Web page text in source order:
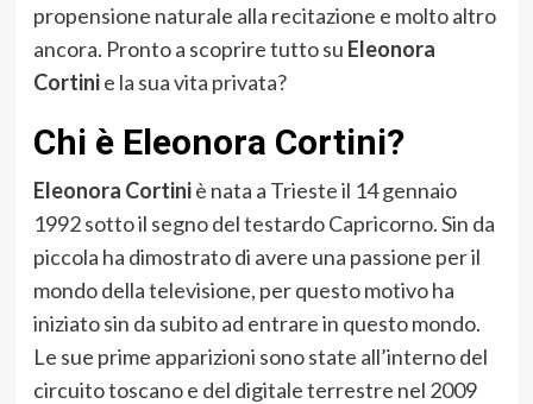
propensione naturale alla recitazione e molto altro
ancora. Pronto a scoprire tutto su Eleonora
Cortinie la sua vita privata?
Chi è Eleonora Cortini?
Eleonora Cortiniè nata a Trieste il 14 gennaio
1992 sotto il segno del testardo Capricorno. Sin da
piccola ha dimostrato di avere una passione per il
mondo della televisione, per questo motivo ha
iniziato sin da subito ad entrare in questo mondo.
Le sue prime apparizioni sono state all’interno del
circuito toscano e del digitale terrestre nel 2009